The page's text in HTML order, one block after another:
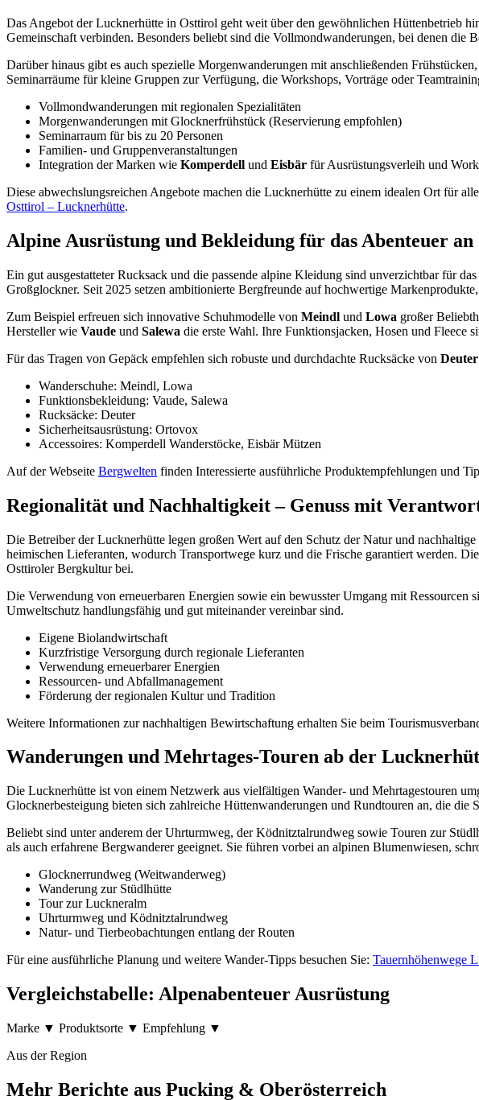
Das Angebot der Lucknerhütte in Osttirol geht weit über den gewöhnlichen Hüttenbetrieb
Gemeinschaft verbinden. Besonders beliebt sind die Vollmondwanderungen, bei denen
Darüber hinaus gibt es auch spezielle Morgenwanderungen mit anschließenden
Seminarräume für kleine Gruppen zur Verfügung, die Workshops, Vorträge oder
Vollmondwanderungen mit regionalen Spezialitäten
Morgenwanderungen mit Glocknerfrühstück (Reservierung empfohlen)
Seminarraum für bis zu 20 Personen
Familien- und Gruppenveranstaltungen
Integration der Marken wie Komperdell und Eisbär für Ausrüstungsverleih und
Diese abwechslungsreichen Angebote machen die Lucknerhütte zu einem idealen Ort für
Osttirol – Lucknerhütte.
Alpine Ausrüstung und Bekleidung für das Abenteuer
Ein gut ausgestatteter Rucksack und die passende alpine Kleidung sind unverzichtbar für
Großglockner. Seit 2025 setzen ambitionierte Bergfreunde auf hochwertige
Zum Beispiel erfreuen sich innovative Schuhmodelle von Meindl und Lowa großer
Hersteller wie Vaude und Salewa die erste Wahl. Ihre Funktionsjacken, Hosen und Fleece
Für das Tragen von Gepäck empfehlen sich robuste und durchdachte Rucksäcke von Deuter
Wanderschuhe: Meindl, Lowa
Funktionsbekleidung: Vaude, Salewa
Rucksäcke: Deuter
Sicherheitsausrüstung: Ortovox
Accessoires: Komperdell Wanderstöcke, Eisbär Mützen
Auf der Webseite Bergwelten finden Interessierte ausführliche Produktempfehlungen und
Regionalität und Nachhaltigkeit – Genuss mit
Die Betreiber der Lucknerhütte legen großen Wert auf den Schutz der Natur und
heimischen Lieferanten, wodurch Transportwege kurz und die Frische garantiert werden.
Osttiroler Bergkultur bei.
Die Verwendung von erneuerbaren Energien sowie ein bewusster Umgang mit
Umweltschutz handlungsfähig und gut miteinander vereinbar sind.
Eigene Biolandwirtschaft
Kurzfristige Versorgung durch regionale Lieferanten
Verwendung erneuerbarer Energien
Ressourcen- und Abfallmanagement
Förderung der regionalen Kultur und Tradition
Weitere Informationen zur nachhaltigen Bewirtschaftung erhalten Sie beim
Wanderungen und Mehrtages-Touren ab der
Die Lucknerhütte ist von einem Netzwerk aus vielfältigen Wander- und Mehrtagestouren
Glocknerbesteigung bieten sich zahlreiche Hüttenwanderungen und Rundtouren an, die die
Beliebt sind unter anderem der Uhrturmweg, der Ködnitztalrundweg sowie Touren zur
als auch erfahrene Bergwanderer geeignet. Sie führen vorbei an alpinen Blumenwiesen,
Glocknerrundweg (Weitwanderweg)
Wanderung zur Stüdlhütte
Tour zur Luckneralm
Uhrturmweg und Ködnitztalrundweg
Natur- und Tierbeobachtungen entlang der Routen
Für eine ausführliche Planung und weitere Wander-Tipps besuchen Sie: Tauernhöhenwege
Vergleichstabelle: Alpenabenteuer Ausrüstung
Marke ▼ Produktsorte ▼ Empfehlung ▼
Aus der Region
Mehr Berichte aus Pucking & Oberösterreich